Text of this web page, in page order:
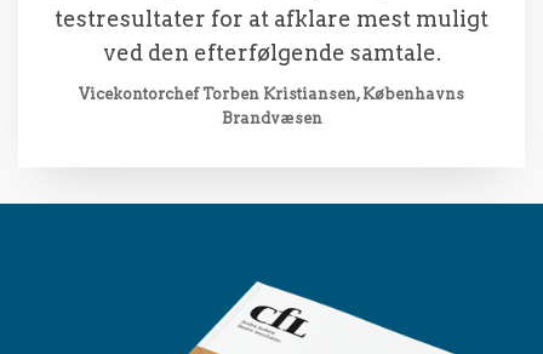
testresultater for at afklare mest muligt
ved den efterfølgende samtale.
Vicekontorchef Torben Kristiansen, Københavns
Brandvæsen